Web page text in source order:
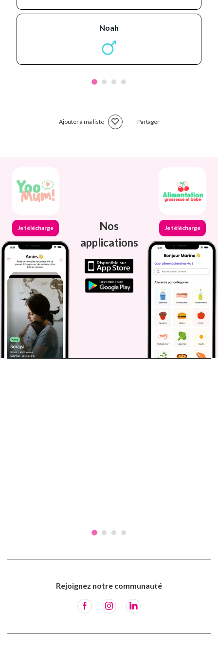
noah
Ajouter à ma liste Partager
Je télécharge
Nos
applications
Je télécharge
Rejoignez notre communauté